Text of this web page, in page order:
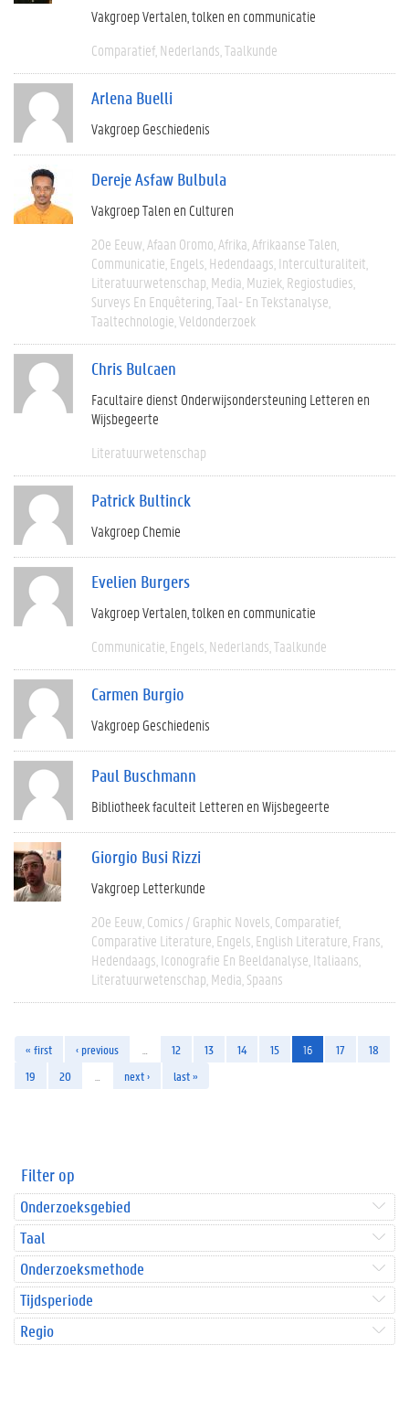
Vakgroep Vertalen, tolken en communicatie
Comparatief Nederlands Taalkunde
Arlena Buelli
Vakgroep Geschiedenis
Dereje Asfaw Bulbula
Vakgroep Talen en Culturen
20e Eeuw Afaan Oromo Afrika Afrikaanse Talen
Communicatie Engels Hedendaags Interculturaliteit
Literatuurwetenschap Media Muziek Regiostudies
Surveys En Enquêtering Taal- En Tekstanalyse
Taaltechnologie Veldonderzoek
Chris Bulcaen
Facultaire dienst Onderwijsondersteuning Letteren en
Wijsbegeerte
Literatuurwetenschap
Patrick Bultinck
Vakgroep Chemie
Evelien Burgers
Vakgroep Vertalen, tolken en communicatie
Communicatie Engels Nederlands Taalkunde
Carmen Burgio
Vakgroep Geschiedenis
Paul Buschmann
Bibliotheek faculteit Letteren en Wijsbegeerte
Giorgio Busi Rizzi
Vakgroep Letterkunde
20e Eeuw Comics / Graphic Novels Comparatief
Comparative Literature Engels English Literature Frans
Hedendaags Iconografie En Beeldanalyse Italiaans
Literatuurwetenschap Media Spaans
« first ‹ previous 12 13 14 15 16 17
18
19
20 next › last »
Filter op
Onderzoeksgebied
Taal
Onderzoeksmethode
Tijdsperiode
Regio